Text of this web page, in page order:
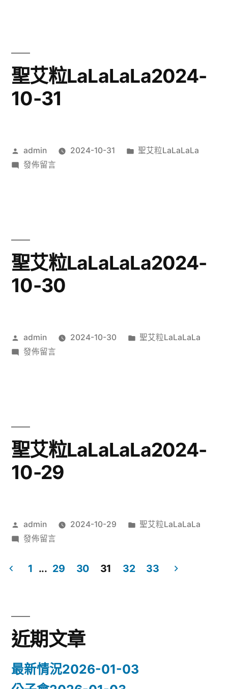
01〉
聖艾粒LaLaLaLa2024-
10-31
作
者:
admin 2024-10-31
分
聖艾粒LaLaLaLa
在
31〉
發佈留言
聖艾粒LaLaLaLa2024-
10-30
作
者:
admin 2024-10-30
分
聖艾粒LaLaLaLa
在
30〉
發佈留言
聖艾粒LaLaLaLa2024-
10-29
作
者:
admin 2024-10-29
分
聖艾粒LaLaLaLa
在
艾
發佈留言
章
分
頁
1 ... 29 30 31 32 33
近期文章
最新情況2026-01-03